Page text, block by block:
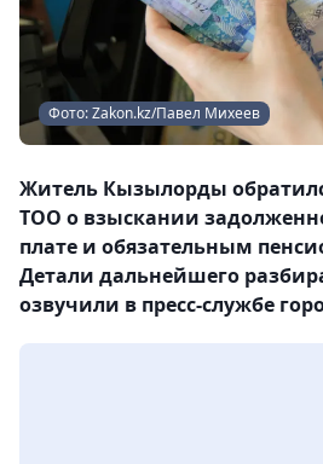
Фото: Zakon.kz/Павел Михеев
Житель Кызылорды
ТОО о взыскании
плате и обязательным
Детали дальнейшего
озвучили в пресс-службе